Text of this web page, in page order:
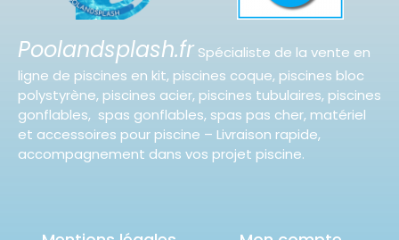
Poolandsplash.fr Spécialiste de la vente en
ligne de piscines en kit, piscines coque, piscines bloc
polystyrène, piscines acier, piscines tubulaires, piscines
gonflables, spas gonflables, spas pas cher, matériel
et accessoires pour piscine – Livraison rapide,
accompagnement dans vos projet piscine.